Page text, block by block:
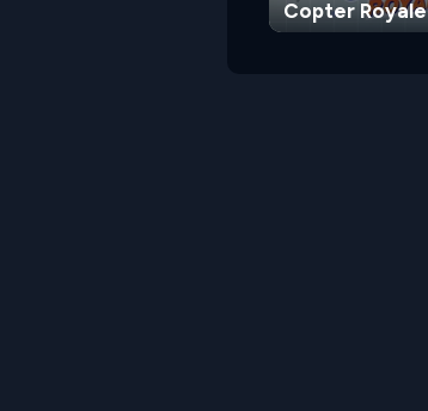
Copter Royale